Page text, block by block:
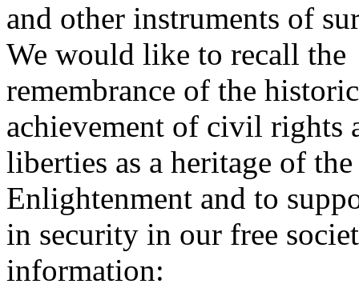
and other instruments of
We would like to recall the
remembrance of the
achievement of civil rights
liberties as a heritage of
Enlightenment and to
in security in our free
information: